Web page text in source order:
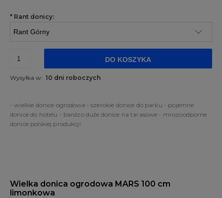
* Rant donicy:
DO KOSZYKA
Wysyłka w: 10 dni roboczych
- wielkie donice ogrodowe - szerokie donice do parku - pojemne
donice do hotelu - bardzo duże donice na tarasowe - mrozoodporne
donice polskiej produkcji
Wielka donica ogrodowa MARS 100 cm
limonkowa